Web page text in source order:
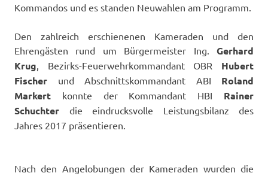
Kommandos und es standen Neuwahlen am Programm.
Den zahlreich erschienenen Kameraden und den
Ehrengästen rund um Bürgermeister Ing. Gerhard
Krug, Bezirks-Feuerwehrkommandant OBR Hubert
Fischer und Abschnittskommandant ABI Roland
Markert konnte der Kommandant HBI Rainer
Schuchter die eindrucksvolle Leistungsbilanz des
Jahres 2017 präsentieren.
Nach den Angelobungen der Kameraden wurden die